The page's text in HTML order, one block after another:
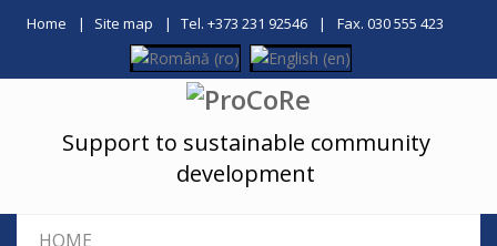
Home Site map Tel. +373 231 92546 Fax. 030 555 423
Support to sustainable community
development
HOME